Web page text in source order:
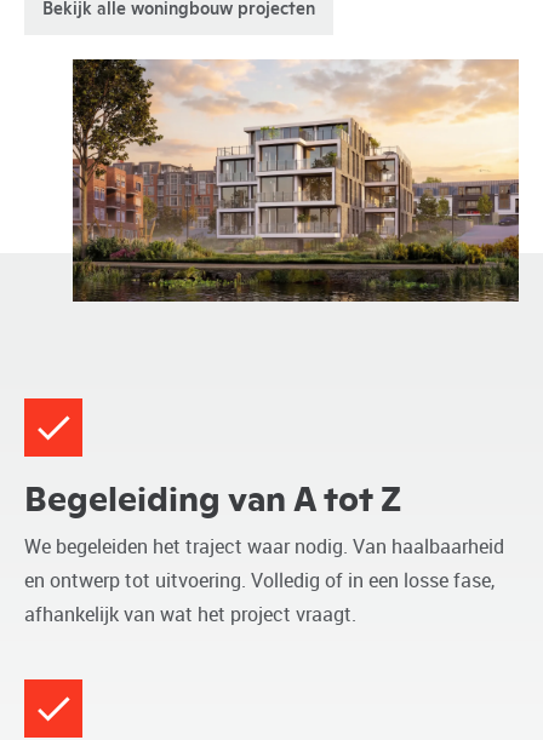
Bekijk alle woningbouw projecten
Begeleiding van A tot Z
We begeleiden het traject waar nodig. Van haalbaarheid
en ontwerp tot uitvoering. Volledig of in een losse fase,
afhankelijk van wat het project vraagt.